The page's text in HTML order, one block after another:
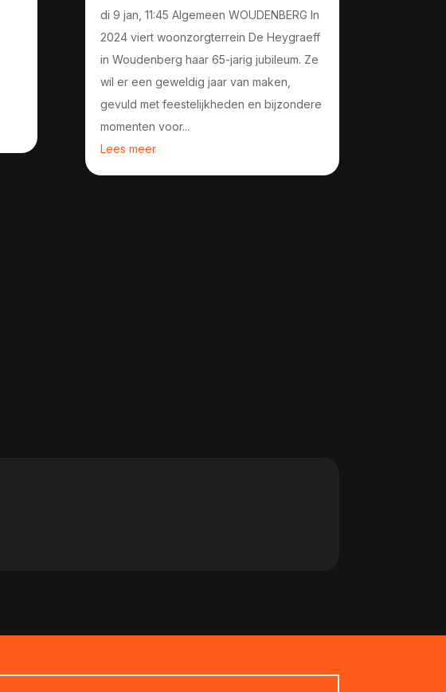
di 9 jan, 11:45 Algemeen WOUDENBERG In
2024 viert woonzorgterrein De Heygraeff
in Woudenberg haar 65-jarig jubileum. Ze
wil er een geweldig jaar van maken,
gevuld met feestelijkheden en bijzondere
momenten voor...
Lees meer